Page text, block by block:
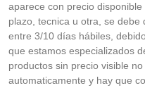
aparece con precio
plazo, tecnica u otra, se
entre 3/10 días hábiles,
que estamos especializados
productos sin precio visible
automaticamente y hay que